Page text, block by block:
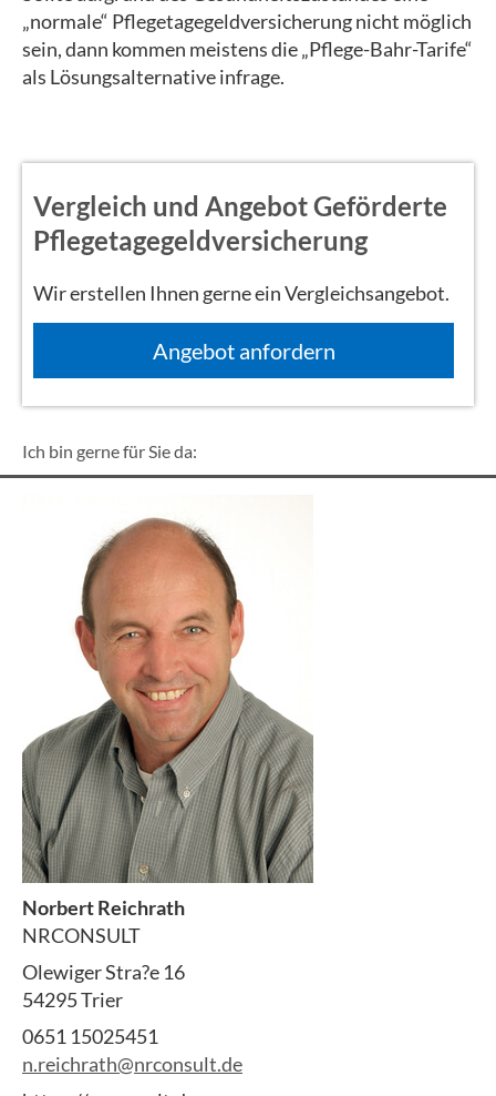
„normale“ Pflegetagegeldversicherung nicht möglich
sein, dann kommen meistens die „Pflege-Bahr-Tarife“
als Lösungsalternative infrage.
Vergleich und Angebot Geförderte
Pflegetagegeldversicherung
Wir erstellen Ihnen gerne ein Vergleichsangebot.
An­ge­bot an­for­dern
Ich bin gerne für Sie da:
Norbert Reichrath
NRCONSULT
Olewiger Stra?e 16
54295 Trier
0651 15025451
n.reichrath@nrconsult.de